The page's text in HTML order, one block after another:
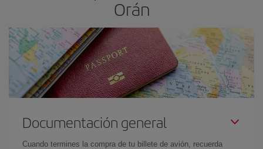
Orán
Documentación general
Cuando termines la compra de tu billete de avión, recuerda